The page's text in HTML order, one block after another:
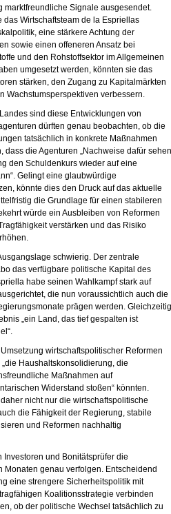
marktfreundliche Signale ausgesendet.
das Wirtschaftsteam de la Espriellas
eine stärkere Achtung der
sowie einen offeneren Ansatz bei
und den Rohstoffsektor im Allgemeinen
umgesetzt werden, könnten sie das
stärken, den Zugang zu Kapitalmärkten
Wachstumsperspektiven verbessern.
sind diese Entwicklungen von
dürften genau beobachten, ob die
tatsächlich in konkrete Maßnahmen
dass die Agenturen „Nachweise dafür sehen
den Schuldenkurs wieder auf eine
Gelingt eine glaubwürdige
könnte dies den Druck auf das aktuelle
die Grundlage für einen stabileren
würde ein Ausbleiben von Reformen
verstärken und das Risiko
schwierig. Der zentrale
das verfügbare politische Kapital des
habe seinen Wahlkampf stark auf
die nun voraussichtlich auch die
prägen werden. Gleichzeitig
„ein Land, das tief gespalten ist
wirtschaftspolitischer Reformen
Haushaltskonsolidierung, die
Maßnahmen auf
Widerstand stoßen“ könnten.
nicht nur die wirtschaftspolitische
die Fähigkeit der Regierung, stabile
und Reformen nachhaltig
und Bonitätsprüfer die
Monaten genau verfolgen. Entscheidend
eine strengere Sicherheitspolitik mit
Koalitionsstrategie verbinden
ob der politische Wechsel tatsächlich zu